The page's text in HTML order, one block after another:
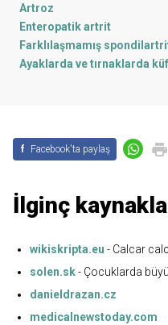
Artroz
Enteropatik artrit
Farklılaşmamış
Ayaklarda ve tırnaklarda
f Facebook'ta paylaş
İlginç
wikiskripta.eu - Calcar
solen.sk- Çocuklarda
danieldrazan.cz
medicalnewstoday.com